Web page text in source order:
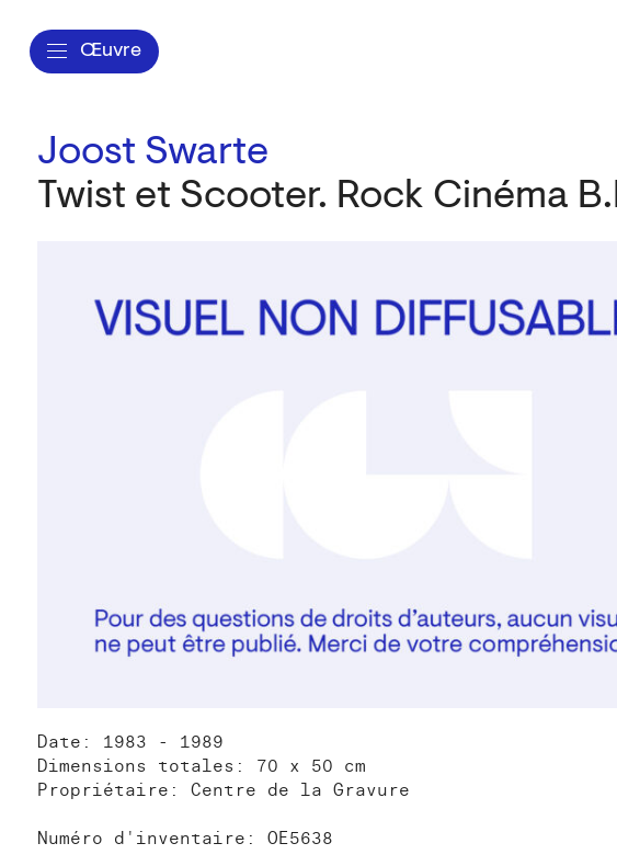
Œuvre
Joost Swarte
Twist et Scooter. Rock Cinéma
Date: 1983 - 1989
Dimensions totales: 70 x 50 cm
Propriétaire: Centre de la Gravure
Numéro d'inventaire: OE5638